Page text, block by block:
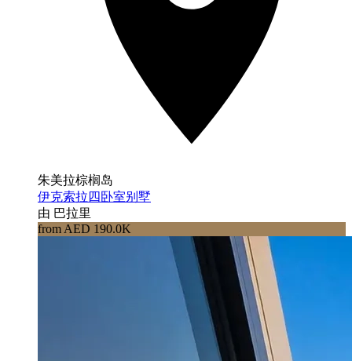
朱美拉棕榈岛
伊克索拉四卧室别墅
由 巴拉里
from AED 190.0K